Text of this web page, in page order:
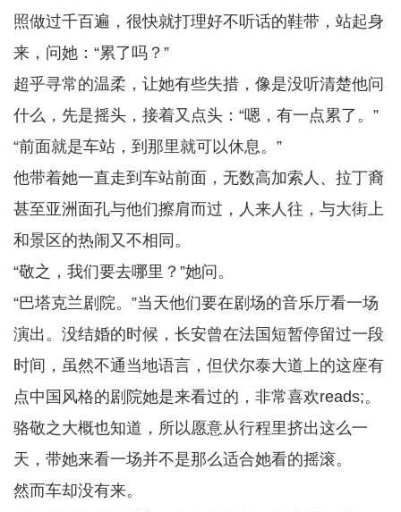
照做过千百遍，很快就打理好不听话的鞋带，站起身
来，问她：“累了吗？”
超乎寻常的温柔，让她有些失措，像是没听清楚他问
什么，先是摇头，接着又点头：“嗯，有一点累了。”
“前面就是车站，到那里就可以休息。”
他带着她一直走到车站前面，无数高加索人、拉丁裔
甚至亚洲面孔与他们擦肩而过，人来人往，与大街上
和景区的热闹又不相同。
“敬之，我们要去哪里？”她问。
“巴塔克兰剧院。”当天他们要在剧场的音乐厅看一场
演出。没结婚的时候，长安曾在法国短暂停留过一段
时间，虽然不通当地语言，但伏尔泰大道上的这座有
点中国风格的剧院她是来看过的，非常喜欢reads;。
骆敬之大概也知道，所以愿意从行程里挤出这么一
天，带她来看一场并不是那么适合她看的摇滚。
然而车却没有来。